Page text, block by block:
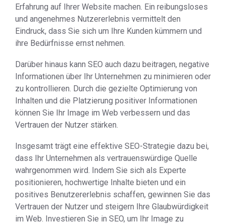
Erfahrung auf Ihrer Website machen. Ein reibungsloses
und angenehmes Nutzererlebnis vermittelt den
Eindruck, dass Sie sich um Ihre Kunden kümmern und
ihre Bedürfnisse ernst nehmen.
Darüber hinaus kann SEO auch dazu beitragen, negative
Informationen über Ihr Unternehmen zu minimieren oder
zu kontrollieren. Durch die gezielte Optimierung von
Inhalten und die Platzierung positiver Informationen
können Sie Ihr Image im Web verbessern und das
Vertrauen der Nutzer stärken.
Insgesamt trägt eine effektive SEO-Strategie dazu bei,
dass Ihr Unternehmen als vertrauenswürdige Quelle
wahrgenommen wird. Indem Sie sich als Experte
positionieren, hochwertige Inhalte bieten und ein
positives Benutzererlebnis schaffen, gewinnen Sie das
Vertrauen der Nutzer und steigern Ihre Glaubwürdigkeit
im Web. Investieren Sie in SEO, um Ihr Image zu